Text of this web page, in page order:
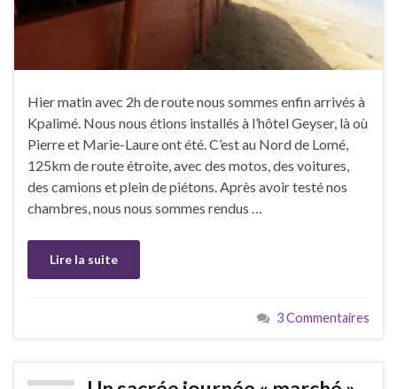
Hier matin avec 2h de route nous sommes enfin arrivés à
Kpalimé. Nous nous étions installés à l’hôtel Geyser, là où
Pierre et Marie-Laure ont été. C’est au Nord de Lomé,
125km de route étroite, avec des motos, des voitures,
des camions et plein de piétons. Après avoir testé nos
chambres, nous nous sommes rendus …
Lire la suite
3 Commentaires